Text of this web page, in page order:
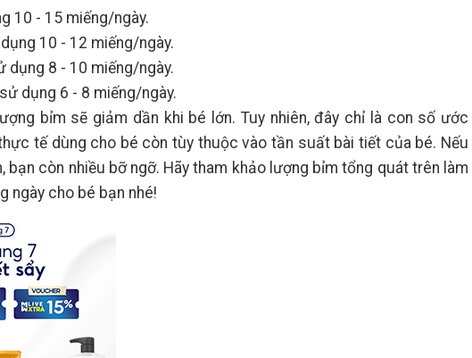
10 - 15 miếng/ngày.
10 - 12 miếng/ngày.
dụng 8 - 10 miếng/ngày.
sử dụng 6 - 8 miếng/ngày.
bỉm sẽ giảm dần khi bé lớn. Tuy nhiên, đây chỉ là con số ước
tế dùng cho bé còn tùy thuộc vào tần suất bài tiết của bé. Nếu
bạn còn nhiều bỡ ngỡ. Hãy tham khảo lượng bỉm tổng quát trên làm
ngày cho bé bạn nhé!